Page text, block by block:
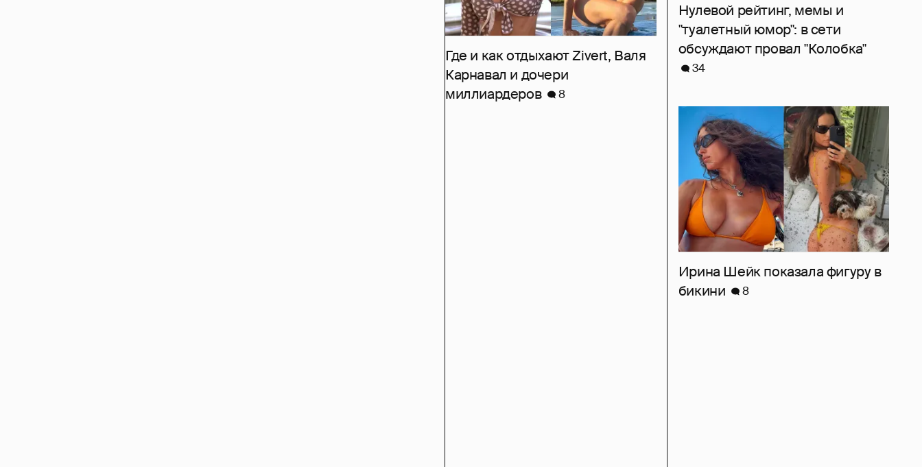
Нулевой рейтинг, мемы и
"туалетный юмор": в сети
обсуждают провал "Колобка"
34
Где и как отдыхают Zivert, Валя
Карнавал и дочери
миллиардеров
8
Ирина Шейк показала фигуру в
бикини
8